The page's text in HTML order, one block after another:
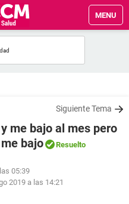
MENU
Siguiente Tema
me bajo al mes pero
bajo
Resuelto
05:39
2019 a las 14:21